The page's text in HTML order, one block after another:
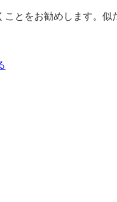
とをお勧めします。似